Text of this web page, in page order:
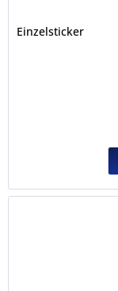
Einzelsticker